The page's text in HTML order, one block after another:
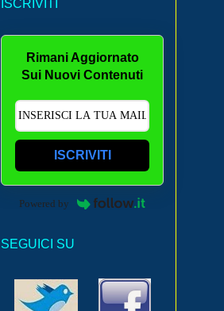
ISCRIVITI
Rimani Aggiornato
Sui Nuovi Contenuti
ISCRIVITI
Powered by
SEGUICI SU